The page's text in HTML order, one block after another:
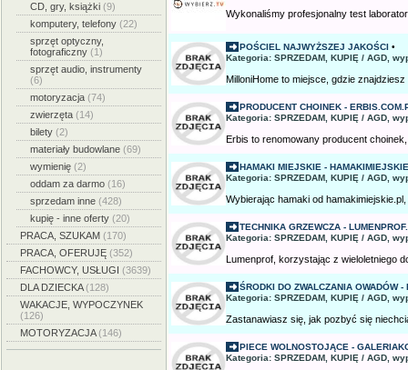
CD, gry, książki (9)
komputery, telefony (22)
sprzęt optyczny,
fotograficzny (1)
sprzęt audio, instrumenty
(6)
motoryzacja (74)
zwierzęta (14)
bilety (2)
materiały budowlane (69)
wymienię (2)
oddam za darmo (16)
sprzedam inne (428)
kupię - inne oferty (20)
PRACA, SZUKAM (170)
PRACA, OFERUJĘ (352)
FACHOWCY, USŁUGI (3639)
DLA DZIECKA(128)
WAKACJE, WYPOCZYNEK
(126)
MOTORYZACJA(146)
Wykonaliśmy profesjonalny test
POŚCIEL NAJWYŻSZEJ JAKOŚCI •
Kategoria: SPRZEDAM, KUPIĘ / AGD,
MilloniHome to miejsce, gdzie
PRODUCENT CHOINEK -
Kategoria: SPRZEDAM, KUPIĘ / AGD,
Erbis to renomowany producent
HAMAKI MIEJSKIE -
Kategoria: SPRZEDAM, KUPIĘ / AGD,
Wybierając hamaki od
TECHNIKA GRZEWCZA -
Kategoria: SPRZEDAM, KUPIĘ / AGD,
Lumenprof, korzystając z wieloletniego
ŚRODKI DO ZWALCZANIA OWADÓW -
Kategoria: SPRZEDAM, KUPIĘ / AGD,
Zastanawiasz się, jak pozbyć się
PIECE WOLNOSTOJĄCE -
Kategoria: SPRZEDAM, KUPIĘ / AGD,